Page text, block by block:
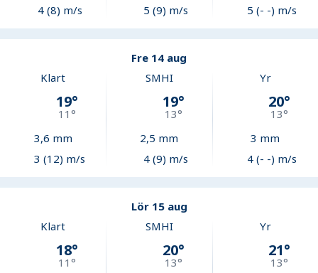
4 (8) m/s
5 (9) m/s
5 (- -) m/s
Fre 14 aug
Klart
19°
11°
3,6 mm
3 (12) m/s
SMHI
19°
13°
2,5 mm
4 (9) m/s
Yr
20°
13°
3 mm
4 (- -) m/s
Lör 15 aug
Klart
18°
11°
SMHI
20°
13°
Yr
21°
13°